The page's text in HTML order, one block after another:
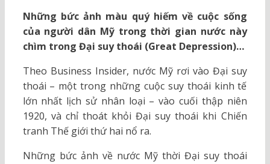
Những bức ảnh màu quý hiếm về cuộc sống
của người dân Mỹ trong thời gian nước này
chìm trong Đại suy thoái (Great Depression)…
Theo Business Insider, nước Mỹ rơi vào Đại suy
thoái – một trong những cuộc suy thoái kinh tế
lớn nhất lịch sử nhân loại – vào cuối thập niên
1920, và chỉ thoát khỏi Đại suy thoái khi Chiến
tranh Thế giới thứ hai nổ ra.
Những bức ảnh về nước Mỹ thời Đại suy thoái